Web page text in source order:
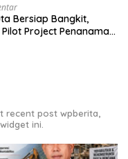
Bersiap Bangkit,
Project Penanaman
recent post wpberita,
ini.